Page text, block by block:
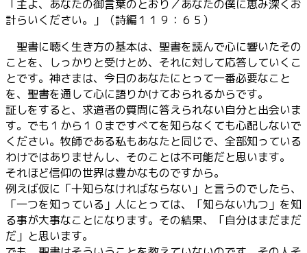
「主よ、あなたの御言葉のとおり／あなたの僕に恵み深くお
計らいください。」（詩編１１９：６５）
聖書に聴く生き方の基本は、聖書を読んで心に響いたその
ことを、しっかりと受けとめ、それに対して応答していくこ
とです。神さまは、今日のあなたにとって一番必要なこと
を、聖書を通して心に語りかけておられるからです。
証しをすると、求道者の質問に答えられない自分と出会いま
す。でも１から１０まですべてを知らなくても心配しないで
ください。牧師である私もあなたと同じで、全部知っている
わけではありませんし、そのことは不可能だと思います。
それほど信仰の世界は豊かなものですから。
例えば仮に「十知らなければならない」と言うのでしたら、
「一つを知っている」人にとっては、「知らない九つ」を知
る事が大事なことになります。その結果、「自分はまだまだ
だ」と思います。